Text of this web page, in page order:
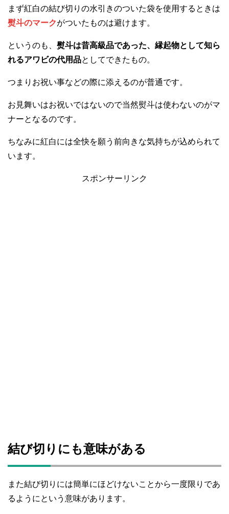
まず紅白の結び切りの水引きのついた袋を使用するときは
熨斗のマークがついたものは避けます。
というのも、 熨斗は昔高級品であった、縁起物として知ら
れるアワビの代用品としてできたもの。
つまりお祝い事などの際に添えるのが普通です。
お見舞いはお祝いではないので当然熨斗は使わないのがマ
ナーとなるのです。
ちなみに紅白には全快を願う前向きな気持ちが込められて
います。
スポンサーリンク
結び切りにも意味がある
また結び切りには簡単にほどけないことから一度限りであ
るようにという意味があります。